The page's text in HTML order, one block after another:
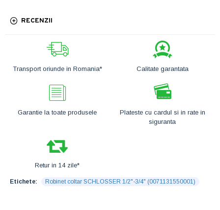
Transport oriunde in Romania* Calitate garantata
Garantie la toate produsele
Plateste cu cardul si in rate in
siguranta
Retur in 14 zile*
RECENZII
Etichete: Robinet coltar SCHLOSSER 1/2"-3/4" (0071131550001)